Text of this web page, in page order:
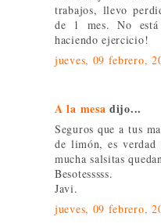
trabajos, llevo
de 1 mes. No
haciendo ejercicio!
jueves, 09 febrero,
A la mesa dijo...
Seguros que a tus
de limón, es verdad
mucha salsitas
Besotesssss.
Javi.
jueves, 09 febrero,